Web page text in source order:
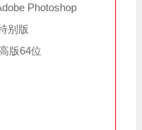
Photoshop
别版
版64位